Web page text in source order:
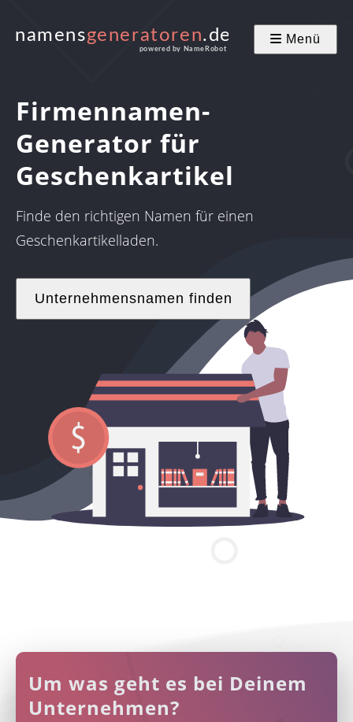
Menü
Firmennamen-
Generator für
Geschenkartikel
Finde den richtigen Namen für einen
Geschenkartikelladen.
Unternehmensnamen finden
Um was geht es bei Deinem
Unternehmen?